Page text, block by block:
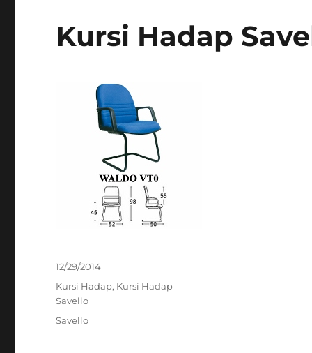
Kursi Hadap
Posted
12/29/2014
Categories
Kursi Hadap, Kursi Hadap
Savello
Tags
Savello